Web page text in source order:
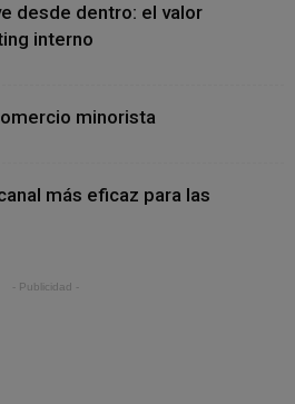
desde dentro: el valor
interno
minorista
más eficaz para las
- Publicidad -